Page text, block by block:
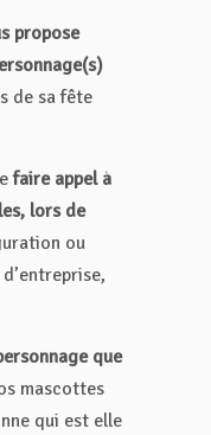
propose
de sa fête
faire appel à
lors de
ou
que
mascottes
qui est elle